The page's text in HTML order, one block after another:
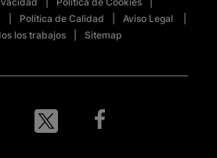
Política de Calidad
Aviso Legal
los trabajos
Sitemap